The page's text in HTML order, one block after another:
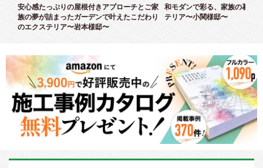
安心感たっぷりの屋根付きアプローチとご家
族の夢が詰まったガーデンで叶えたこだわり
のエクステリア〜岩本様邸〜
和モダンで彩る、家族の暮ら
テリア〜小関様邸〜